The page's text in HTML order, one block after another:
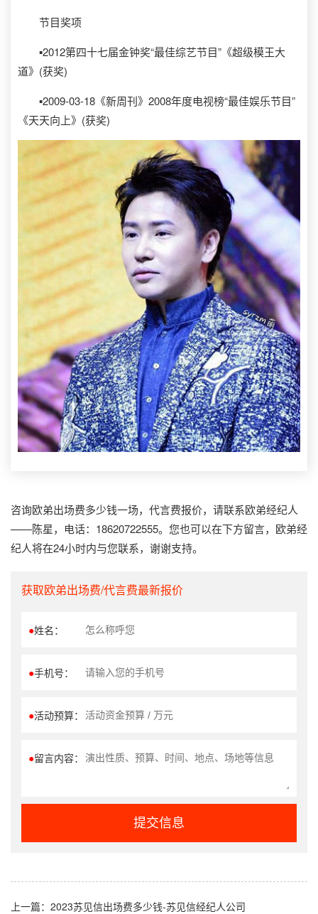
节目奖项
▪2012第四十七届金钟奖“最佳综艺节目”《超级模王大
道》(获奖)
▪2009-03-18《新周刊》2008年度电视榜“最佳娱乐节目”
《天天向上》(获奖)
咨询欧弟出场费多少钱一场，代言费报价，请联系欧弟经纪人
——陈星，电话：18620722555。您也可以在下方留言，欧弟经
纪人将在24小时内与您联系，谢谢支持。
获取欧弟出场费/代言费最新报价
●姓名：
●手机号：
●活动预算：
●留言内容：
提交信息
上一篇： 2023苏见信出场费多少钱-苏见信经纪人公司